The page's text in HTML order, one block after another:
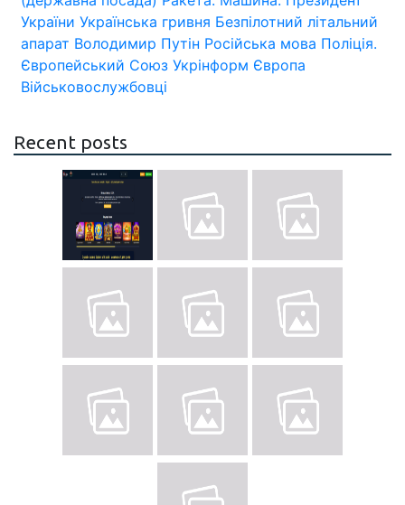
України Українська гривня Безпілотний літальний
апарат Володимир Путін Російська мова Поліція.
Європейський Союз Укрінформ Європа
Військовослужбовці
Recent posts